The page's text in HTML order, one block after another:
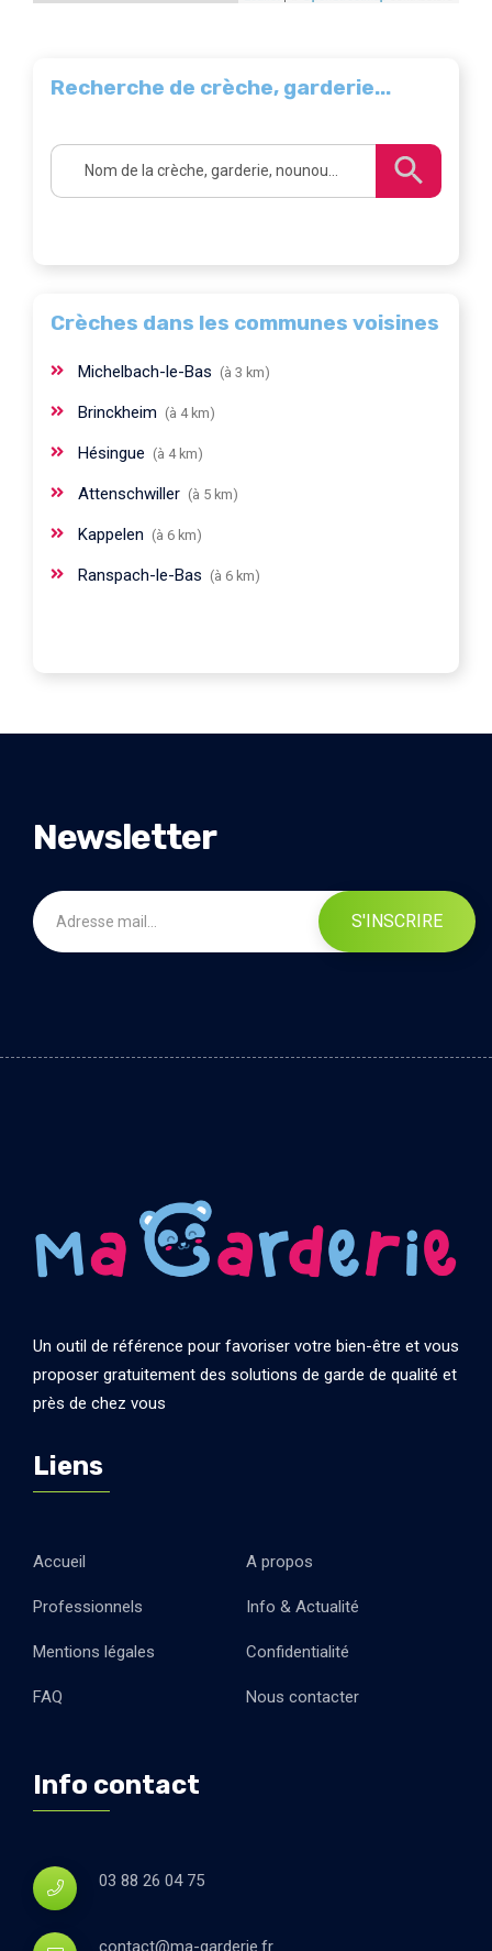
Recherche de crèche, garderie...
Crèches dans les communes voisines
Michelbach-le-Bas (à 3 km)
Brinckheim (à 4 km)
Hésingue (à 4 km)
Attenschwiller (à 5 km)
Kappelen (à 6 km)
Ranspach-le-Bas (à 6 km)
Newsletter
S'INSCRIRE
Un outil de référence pour favoriser votre bien-être et vous
proposer gratuitement des solutions de garde de qualité et
près de chez vous
Liens
Accueil A propos
Professionnels Info & Actualité
Mentions légales Confidentialité
FAQ Nous contacter
Info contact
03 88 26 04 75
contact@ma-garderie.fr